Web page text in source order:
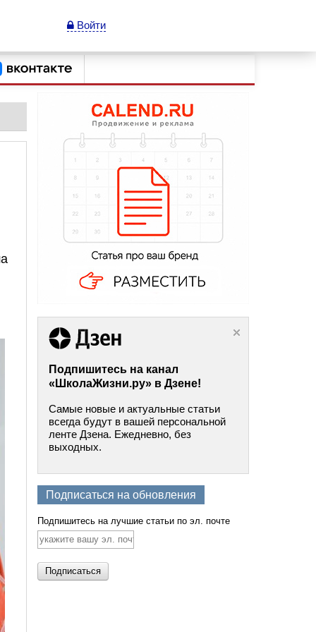
Войти
Подпишитесь на канал
«ШколаЖизни.ру» в Дзене!
Самые новые и актуальные статьи
всегда будут в вашей персональной
ленте Дзена. Ежедневно, без
выходных.
Подписаться на обновления
Подпишитесь на лучшие статьи по эл. почте